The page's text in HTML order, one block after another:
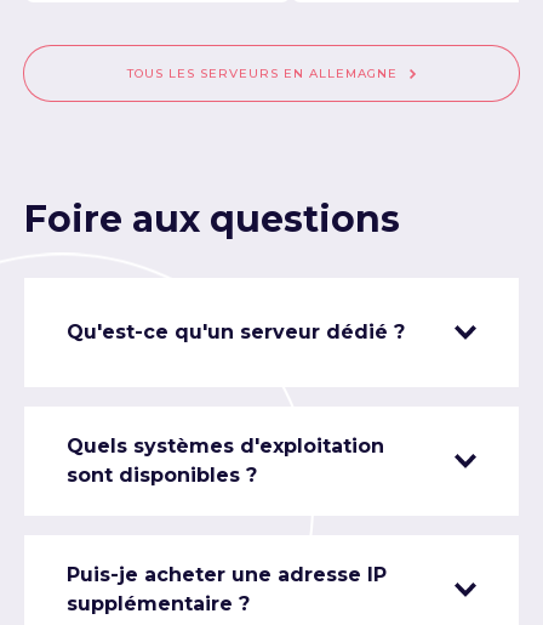
TOUS LES SERVEURS EN ALLEMAGNE
Foire aux questions
Qu'est-ce qu'un serveur dédié ?
Quels systèmes d'exploitation
sont disponibles ?
Puis-je acheter une adresse IP
supplémentaire ?